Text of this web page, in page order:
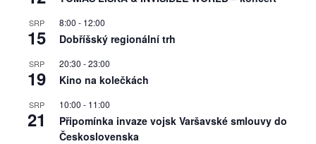
SRP
15
8:00 - 12:00
Dobříšský regionální trh
SRP
19
20:30 -23:00
Kino na kolečkách
SRP
21
10:00 - 11:00
Připomínka invaze vojsk Varšavské smlouvy do
Československa